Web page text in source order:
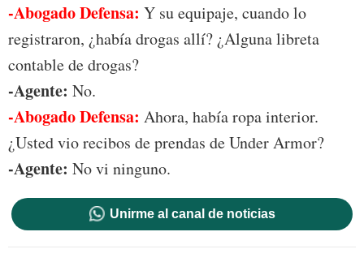
-Abogado Defensa: Y su equipaje, cuando lo
registraron, ¿había drogas allí? ¿Alguna libreta
contable de drogas?
-Agente: No.
-Abogado Defensa: Ahora, había ropa interior.
¿Usted vio recibos de prendas de Under Armor?
-Agente: No vi ninguno.
Unirme al canal de noticias